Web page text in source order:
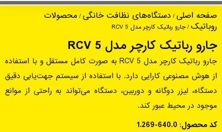
جارو رباتیک کارچر مدل RCV 5
صفحه اصلی / دستگاه‌های نظافت خانگی / محصولات
روباتیک / جارو رباتیک کارچر مدل RCV 5
جارو رباتیک کارچر مدل RCV 5
جارو رباتیک کارچر مدل RCV 5 به صورت کامل مستقل و با استفاده
از هوش مصنوعی کارایی دارد. با استفاده از سیستم جهت‌یابی دقیق
دستگاه، لیزر دوگانه و دوربین، دستگاه می‌تواند به راحتی از موانع
موجود در محیط عبور کند.
کد محصول: 1.269-640.0